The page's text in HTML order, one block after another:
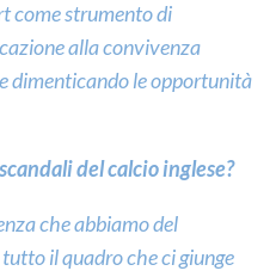
come strumento di
alla convivenza
dimenticando le opportunità
del calcio inglese?
che abbiamo del
il quadro che ci giunge